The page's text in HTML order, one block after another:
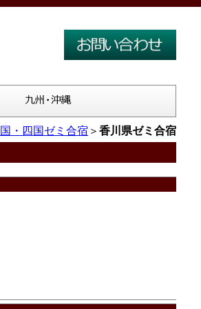
・四国ゼミ合宿 ＞ 香川県ゼミ合宿